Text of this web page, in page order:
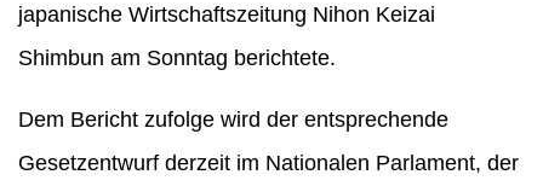
japanische Wirtschaftszeitung Nihon Keizai
Shimbun am Sonntag berichtete.
Dem Bericht zufolge wird der entsprechende
Gesetzentwurf derzeit im Nationalen Parlament, der